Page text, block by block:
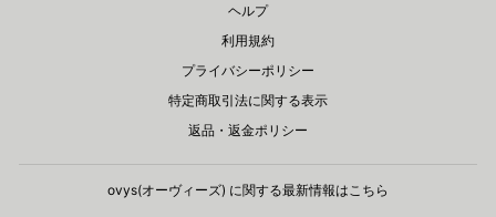
ヘルプ
利用規約
プライバシーポリシー
特定商取引法に関する表示
返品・返金ポリシー
ovys(オーヴィーズ) に関する​最新情報はこちら